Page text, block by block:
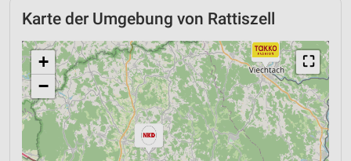
Karte der Umgebung von Rattiszell
⛶
+
−